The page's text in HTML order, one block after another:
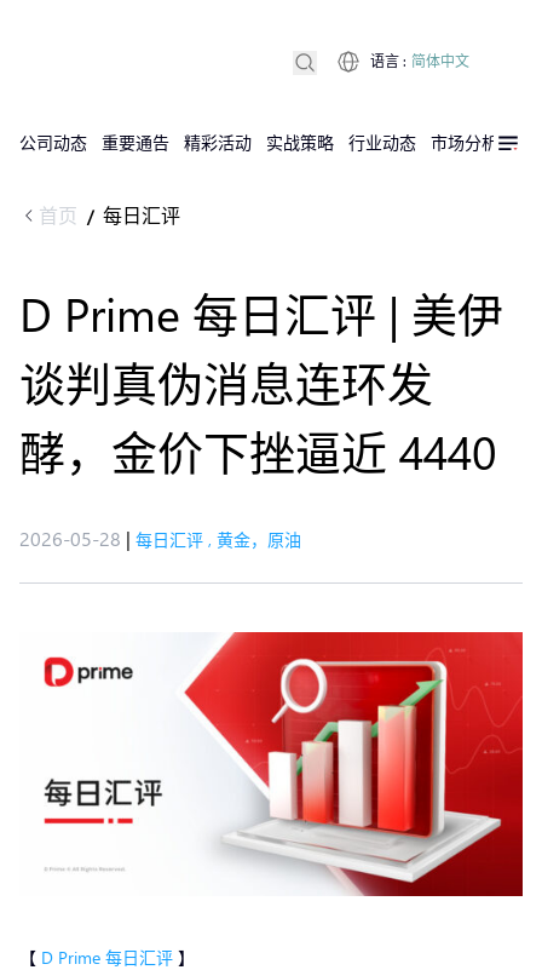
公司动态 重要通告 精彩活动 实战策略 行业动态 市场分析
语言 : 简体中文
首页 / 每日汇评
D Prime 每日汇评 | 美伊
谈判真伪消息连环发
酵，金价下挫逼近 4440
2026-05-28 | 每日汇评 , 黄金，原油
【 D Prime 每日汇评 】